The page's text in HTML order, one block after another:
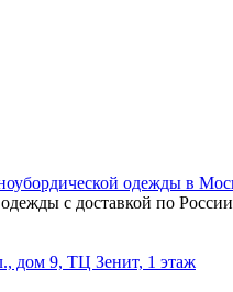
с доставкой по России
дом 9, ТЦ Зенит, 1 этаж